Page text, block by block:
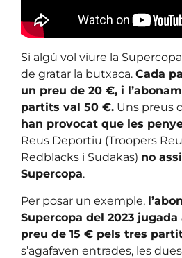
Si algú vol viure la Supercopa
de gratar la butxaca. Cada
un preu de 20 €, i
partits val 50 €. Uns preus
han provocat que les
Reus Deportiu (Troopers
Redblacks i Sudakas) no
Supercopa.
Per posar un exemple,
Supercopa del 2023
preu de 15 € pels tres
s’agafaven entrades, les